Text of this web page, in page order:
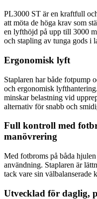
PL3000 ST är en kraftfull
att möta de höga krav som
en lyfthöjd på upp till 3000
och stapling av tunga gods i
Ergonomisk lyft
Staplaren har både fotpump
och ergonomisk
minskar belastning vid
alternativ för snabb och
Full kontroll med
manövrering
Med fotbroms på båda
användning. Staplaren är
tack vare sin välbalanserade
Utvecklad för daglig,